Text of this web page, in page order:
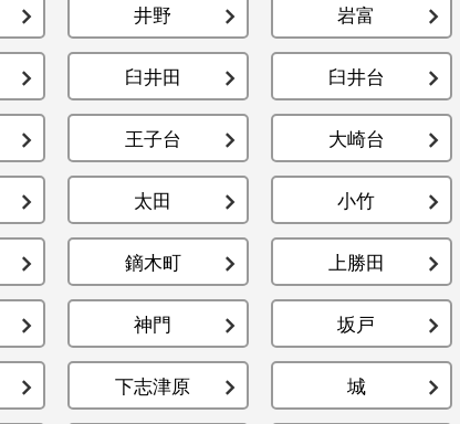
井野 岩富
臼井田 臼井台
王子台 大崎台
太田 小竹
鏑木町 上勝田
神門 坂戸
下志津原 城